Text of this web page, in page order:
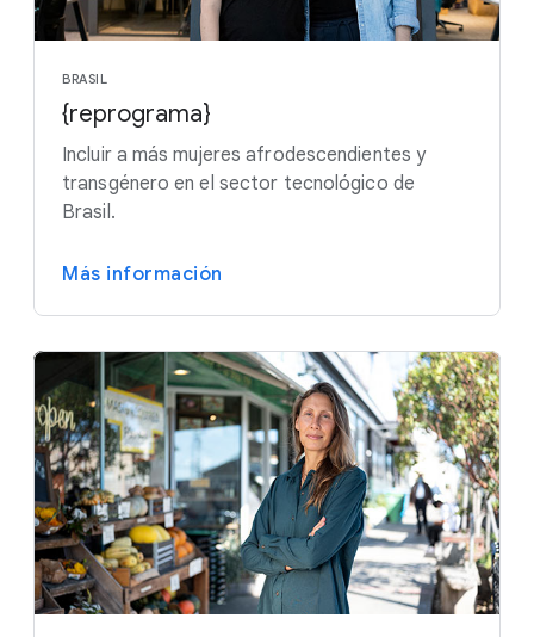
BRASIL
{reprograma}
Incluir a más mujeres afrodescendientes y
transgénero en el sector tecnológico de
Brasil.
Más información